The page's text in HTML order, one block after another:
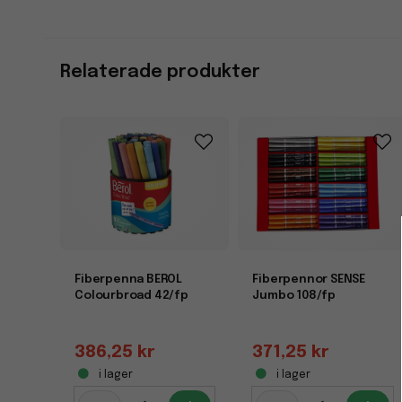
Relaterade produkter
Fiberpenna BEROL
Colourbroad 42/fp
386,25 kr
i lager
Fiberpennor SENSE
Jumbo 108/fp
371,25 kr
i lager